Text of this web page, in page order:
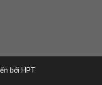
bởi HPT